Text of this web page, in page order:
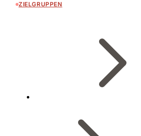
ZIELGRUPPEN